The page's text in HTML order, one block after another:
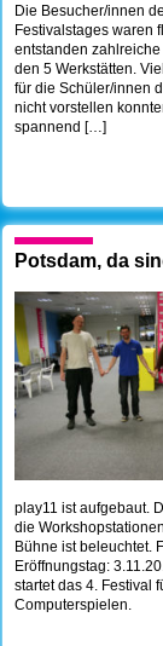
Die Besucher/innen
Festivalstages waren
entstanden
den 5 Werkstätten.
für die Schüler/innen
nicht vorstellen
spannend […]
Potsdam, da
play11 ist aufgebaut.
die
Bühne ist beleuchtet.
Eröffnungstag:
startet das 4. Festival
Computerspielen.